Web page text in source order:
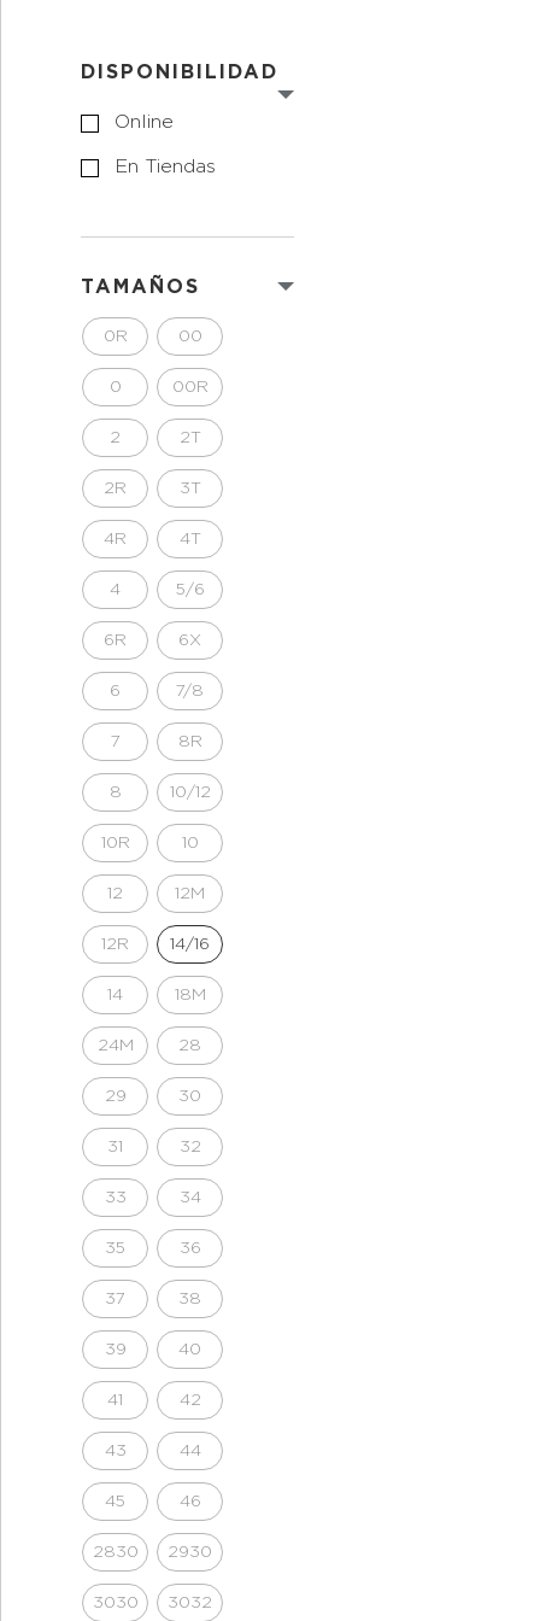
DISPONIBILIDAD
Online
En Tiendas
TAMAÑOS
0R 00
0 00R
2 2T
2R 3T
4R 4T
4 5/6
6R 6X
6 7/8
7 8R
8 10/12
10R 10
12 12M
12R 14/16
14 18M
24M 28
29 30
31 32
33 34
35 36
37 38
39 40
41 42
43 44
45 46
2830 2930
3030 3032